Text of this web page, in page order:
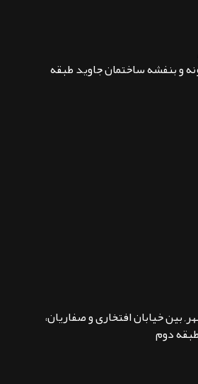
و بنفشه ساختمان جاوید طبقه
گلشهر, بین خیابان افتخاری و صفاریان،
دوم